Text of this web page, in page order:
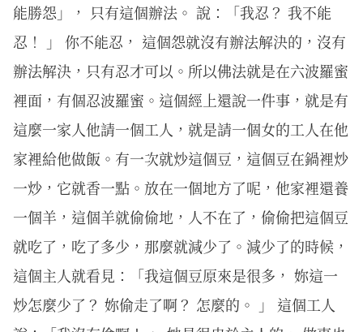
能勝怨」， 只有這個辦法。 說：「我忍？ 我不能
忍！ 」 你不能忍， 這個怨就沒有辦法解決的，沒有
辦法解決，只有忍才可以。所以佛法就是在六波羅蜜
裡面，有個忍波羅蜜。這個經上還說一件事，就是有
這麼一家人他請一個工人，就是請一個女的工人在他
家裡給他做飯。有一次就炒這個豆，這個豆在鍋裡炒
一炒，它就香一點。放在一個地方了呢，他家裡還養
一個羊，這個羊就偷偷地，人不在了，偷偷把這個豆
就吃了，吃了多少，那麼就減少了。減少了的時候，
這個主人就看見：「我這個豆原來是很多， 妳這一
炒怎麼少了？ 妳偷走了啊？ 怎麼的。 」 這個工人